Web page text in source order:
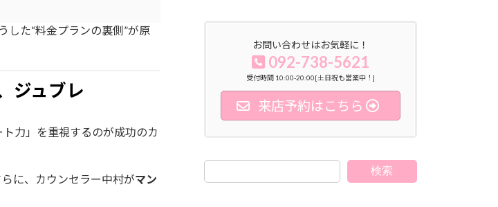
した“料金プランの裏側”が原
ジュブレ
力」を重視するのが成功のカ
に、カウンセラー中村がマン
お問い合わせはお気軽に！
092-738-5621
受付時間 10:00-20:00[土日祝も営業中！]
来店予約はこちら
検索